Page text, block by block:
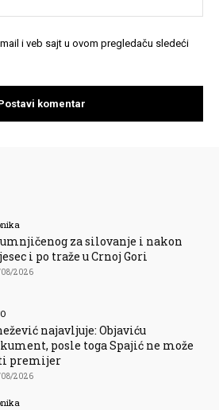
i veb sajt u ovom pregledaču sledeći
za silovanje i nakon
i po traže u Crnoj Gori
2026
najavljuje: Objaviću
posle toga Spajić ne može
premijer
2026